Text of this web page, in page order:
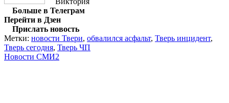
Больше в Телеграм
Перейти в Дзен
Прислать новость
Метки: новости Твери, обвалился асфальт, Тверь инцидент,
Тверь сегодня, Тверь ЧП
Новости СМИ2